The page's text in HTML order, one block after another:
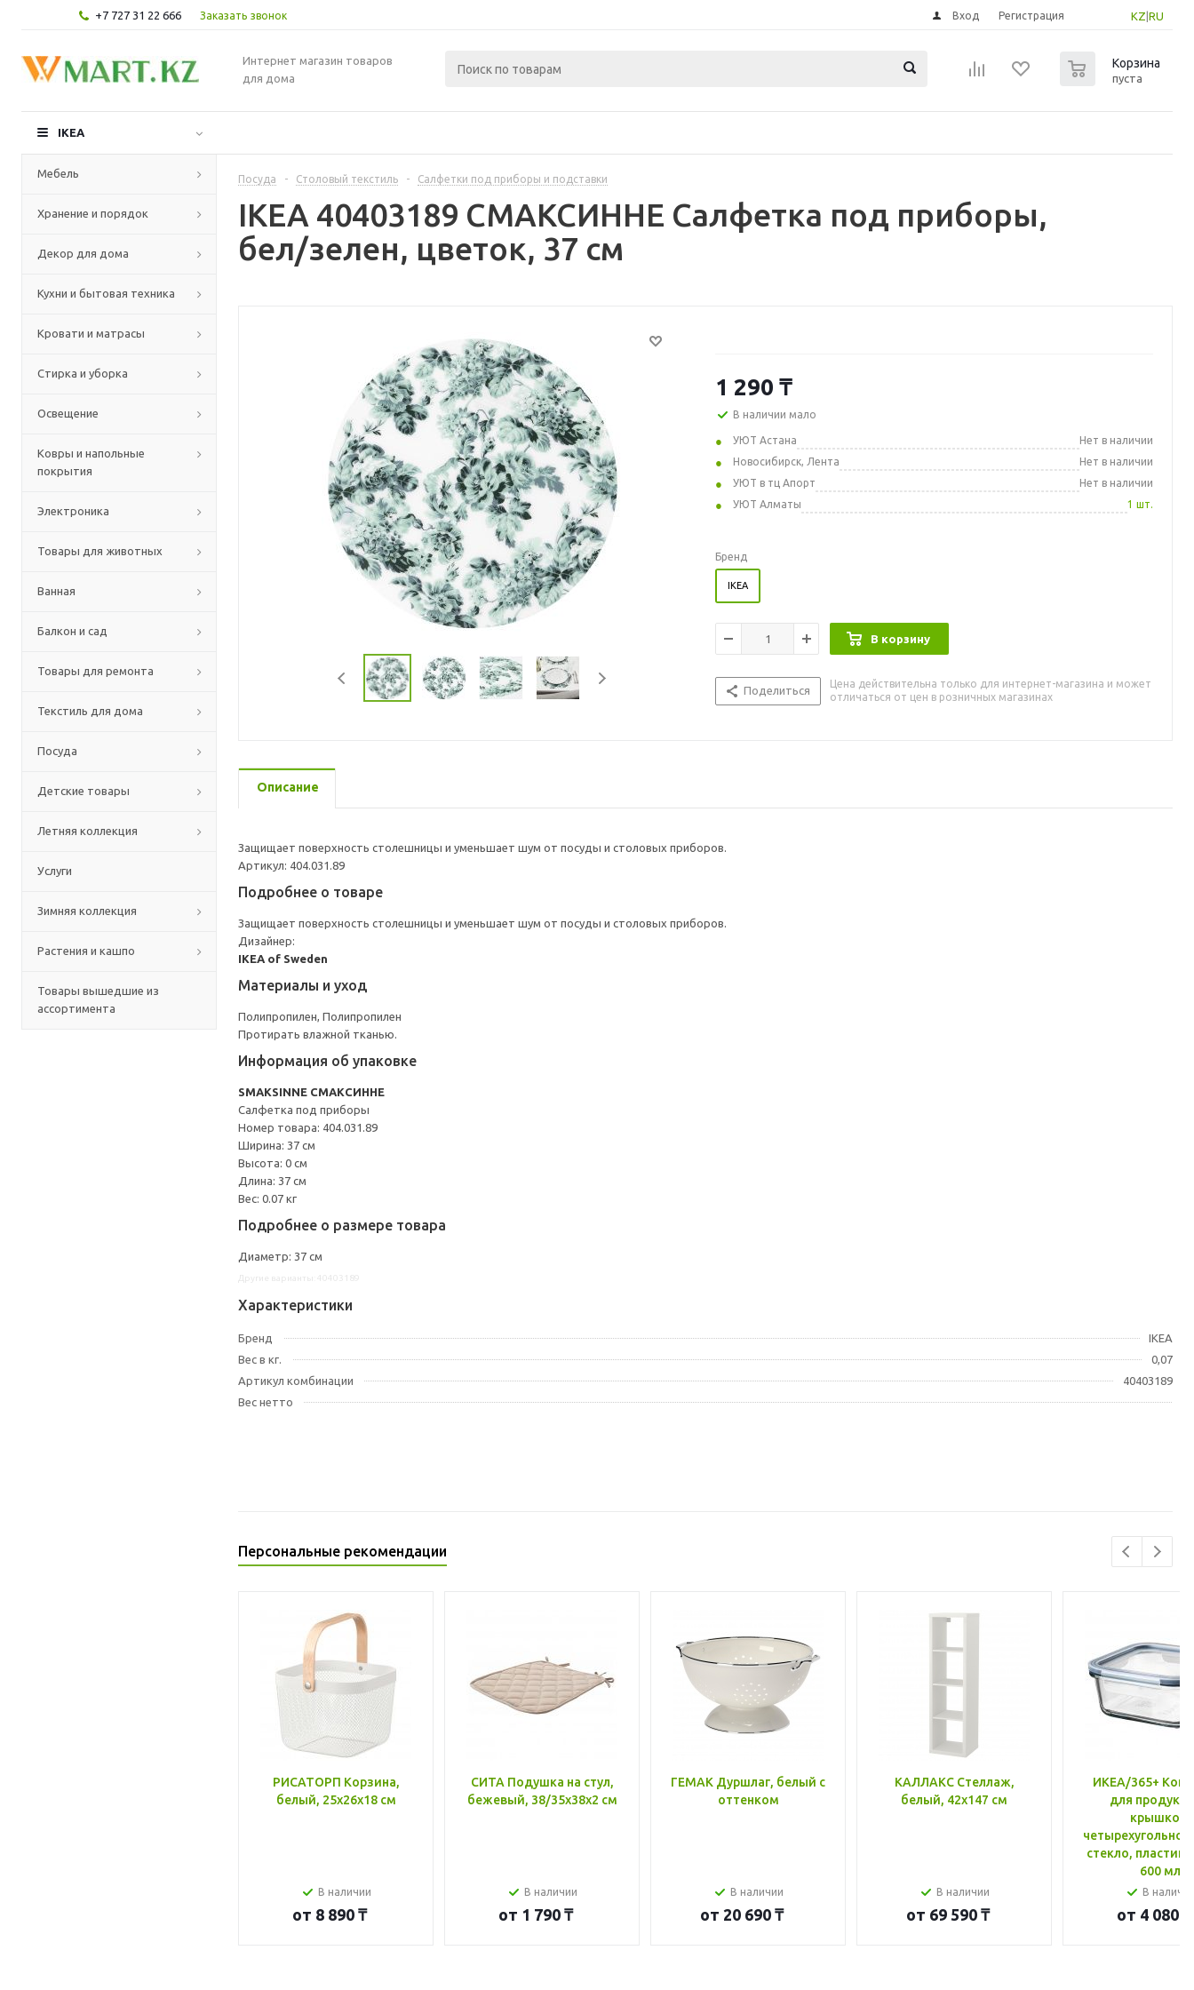
+7 727 31 22 666 Заказать звонок KZ RU
Вход Регистрация
Интернет магазин товаров
для дома
Корзина
пуста
IKEA
Мебель
Хранение и порядок
Декор для дома
Кухни и бытовая техника
Кровати и матрасы
Стирка и уборка
Освещение
Ковры и напольные
покрытия
Электроника
Товары для животных
Ванная
Балкон и сад
Товары для ремонта
Текстиль для дома
Посуда
Детские товары
Летняя коллекция
Услуги
Зимняя коллекция
Растения и кашпо
Товары вышедшие из
ассортимента
Посуда - Столовый текстиль - Салфетки под приборы и подставки
IKEA 40403189 СМАКСИННЕ Салфетка под приборы,
бел/зелен, цветок, 37 см
1 290 ₸
В наличии мало
УЮТ Астана
Нет в наличии
Новосибирск, Лента
Нет в наличии
УЮТ в тц Апорт
Нет в наличии
УЮТ Алматы
1 шт.
Бренд
IKEA
В корзину
Поделиться
Цена действительна только для интернет-магазина и может
отличаться от цен в розничных магазинах
Описание
Защищает поверхность столешницы и уменьшает шум от посуды и столовых приборов.
Артикул: 404.031.89
Подробнее о товаре
Защищает поверхность столешницы и уменьшает шум от посуды и столовых приборов.
Дизайнер:
IKEA of Sweden
Материалы и уход
Полипропилен, Полипропилен
Протирать влажной тканью.
Информация об упаковке
SMAKSINNE СМАКСИННЕ
Салфетка под приборы
Номер товара: 404.031.89
Ширина: 37 см
Высота: 0 см
Длина: 37 см
Вес: 0.07 кг
Подробнее о размере товара
Диаметр: 37 см
Характеристики
Бренд
IKEA
Вес в кг.
0,07
Артикул комбинации
40403189
Вес нетто
Персональные рекомендации
РИСАТОРП Корзина,
белый, 25x26x18 см
В наличии
от 8 890 ₸
СИТА Подушка на стул,
бежевый, 38/35x38x2 см
В наличии
от 1 790 ₸
ГЕМАК Дуршлаг, белый с
оттенком
В наличии
от 20 690 ₸
КАЛЛАКС Стеллаж,
белый, 42x147 см
В наличии
от 69 590 ₸
ИКЕА/365+
для
крышкой,
стекло, пластик
600 мл
В
от 4 080 ₸